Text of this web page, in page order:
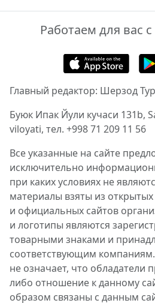
Работаем для вас с
Главный редактор: Шерзод
Буюк Ипак Йули кучаси 131b,
viloyati, тел. +998 71 209 11 56
Все указанные на сайте
исключительно
при каких условиях не
материалы взяты из
и официальных сайтов
и логотипы являются
товарными знаками и
соответствующим
не означает, что обладатели
либо отношение к данному
образом связаны с данным